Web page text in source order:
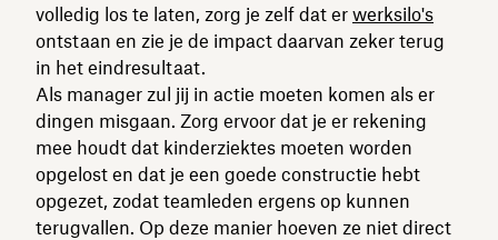
volledig los te laten, zorg je zelf dat er werksilo's
ontstaan en zie je de impact daarvan zeker terug
in het eindresultaat.
Als manager zul jij in actie moeten komen als er
dingen misgaan. Zorg ervoor dat je er rekening
mee houdt dat kinderziektes moeten worden
opgelost en dat je een goede constructie hebt
opgezet, zodat teamleden ergens op kunnen
terugvallen. Op deze manier hoeven ze niet direct